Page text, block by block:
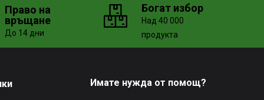
Право на
връщане
До 14 дни
Богат избор
Над 40 000
продукта
Имате нужда от помощ?